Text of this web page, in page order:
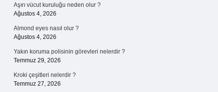
Aşırı vücut kuruluğu neden olur ?
Ağustos 4, 2026
Almond eyes nasıl olur ?
Ağustos 4, 2026
Yakın koruma polisinin görevleri nelerdir ?
Temmuz 29, 2026
Kroki çeşitleri nelerdir ?
Temmuz 27, 2026